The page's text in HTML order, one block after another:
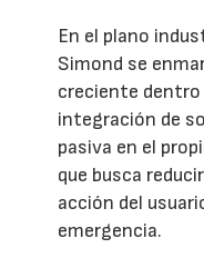
En el plano
Simond se
creciente
integración de
pasiva en el
que busca
acción del
emergencia.